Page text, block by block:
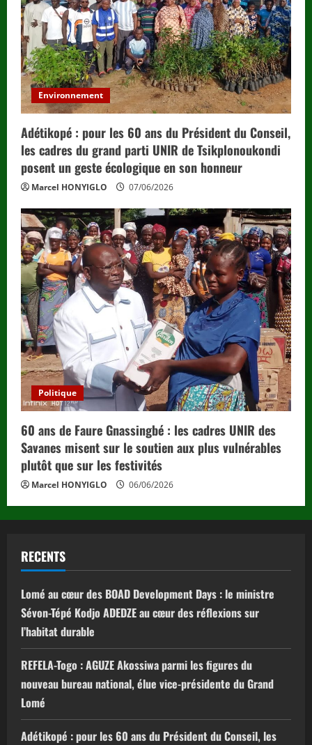
Environnement
Adétikopé : pour les 60 ans du Président du Conseil,
les cadres du grand parti UNIR de Tsikplonoukondi
posent un geste écologique en son honneur
Marcel HONYIGLO 07/06/2026
Politique
60 ans de Faure Gnassingbé : les cadres UNIR des
Savanes misent sur le soutien aux plus vulnérables
plutôt que sur les festivités
Marcel HONYIGLO 06/06/2026
RECENTS
Lomé au cœur des BOAD Development Days : le ministre
Sévon-Tépé Kodjo ADEDZE au cœur des réflexions sur
l’habitat durable
REFELA-Togo : AGUZE Akossiwa parmi les figures du
nouveau bureau national, élue vice-présidente du Grand
Lomé
Adétikopé : pour les 60 ans du Président du Conseil, les